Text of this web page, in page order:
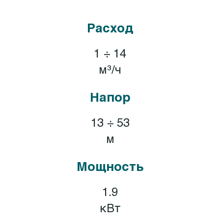
Расход
1 ÷ 14
м³/ч
Напор
13 ÷ 53
м
Мощность
1.9
кВт